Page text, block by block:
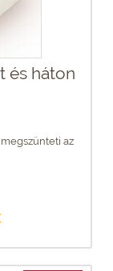
és háton
az